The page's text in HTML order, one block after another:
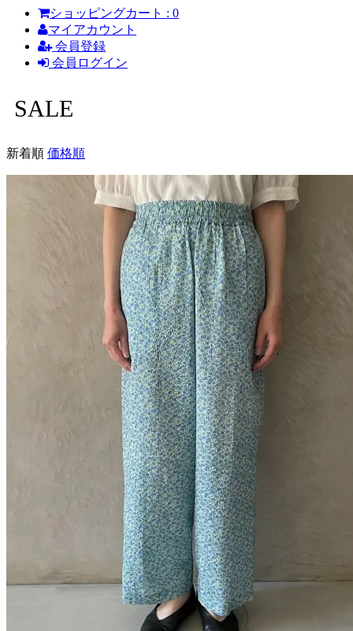
ショッピングカート : 0
マイアカウント
会員登録
会員ログイン
SALE
新着順 価格順